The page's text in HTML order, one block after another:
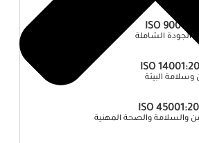
ISO
الجودة الشاملة
ISO
وسلامة البيئة
ISO
والسلامة والصحة المهنية